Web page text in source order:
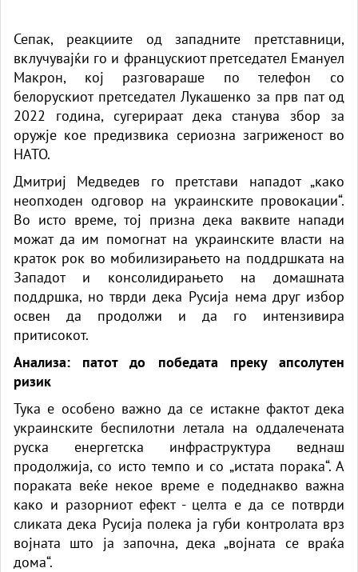
Сепак, реакциите од западните претставници,
вклучувајќи го и францускиот претседател Емануел
Макрон, кој разговараше по телефон со
белорускиот претседател Лукашенко за прв пат од
2022 година, сугерираат дека станува збор за
оружје кое предизвика сериозна загриженост во
НАТО.
Дмитриј Медведев го претстави нападот „како
неопходен одговор на украинските провокации“.
Во исто време, тој призна дека ваквите напади
можат да им помогнат на украинските власти на
краток рок во мобилизирањето на поддршката на
Западот и консолидирањето на домашната
поддршка, но тврди дека Русија нема друг избор
освен да продолжи и да го интензивира
притисокот.
Анализа: патот до победата преку апсолутен
ризик
Тука е особено важно да се истакне фактот дека
украинските беспилотни летала на оддалечената
руска енергетска инфраструктура веднаш
продолжија, со исто темпо и со „истата порака“. А
пораката веќе некое време е подеднакво важна
како и разорниот ефект - целта е да се потврди
сликата дека Русија полека ја губи контролата врз
војната што ја започна, дека „војната се враќа
дома“.